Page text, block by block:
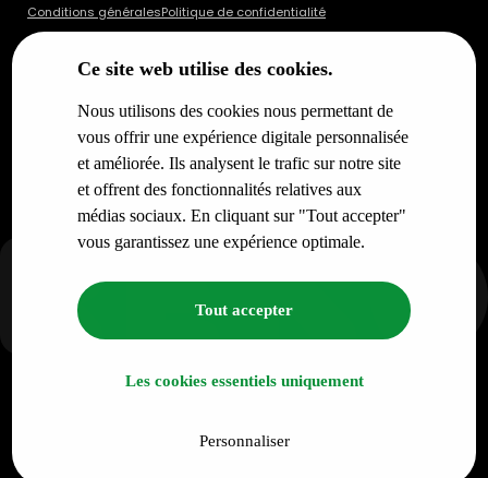
Ce site web utilise des cookies.
Nous utilisons des cookies nous permettant de
vous offrir une expérience digitale personnalisée
et améliorée. Ils analysent le trafic sur notre site
et offrent des fonctionnalités relatives aux
médias sociaux. En cliquant sur "Tout accepter"
vous garantissez une expérience optimale.
Tout accepter
Les cookies essentiels uniquement
Personnaliser
Conditions généralesPolitique de confidentialité